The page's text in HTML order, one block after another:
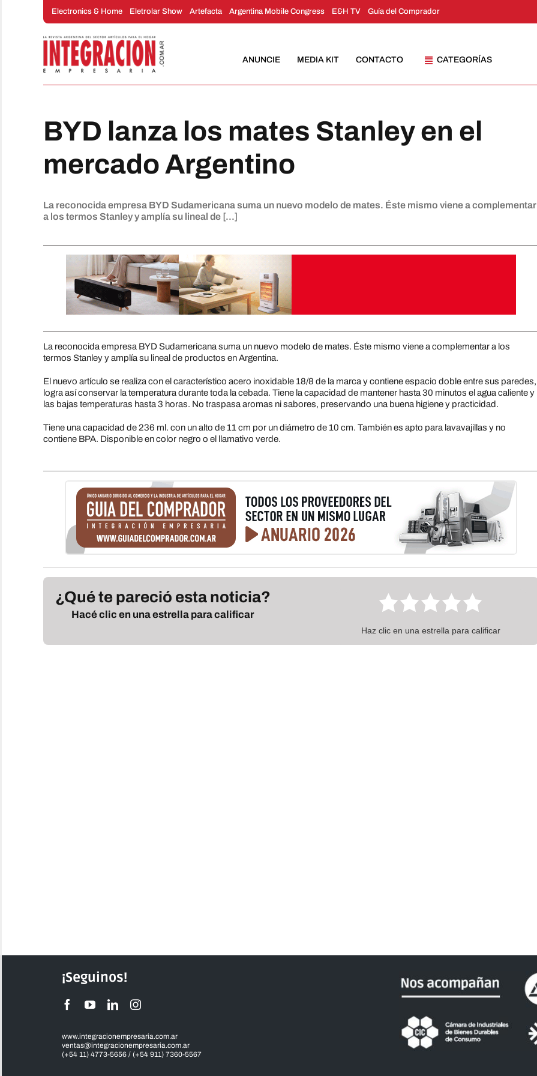
Electronics & Home Eletrolar Show Artefacta Argentina Mobile Congress E&H TV Guía del Comprador
ANUNCIE MEDIA KIT CONTACTO CATEGORÍAS
BYD lanza los mates Stanley en el
mercado Argentino
La reconocida empresa BYD Sudamericana suma un nuevo modelo de mates. Éste mismo viene a complementar
a los termos Stanley y amplía su lineal de [...]
La reconocida empresa BYD Sudamericana suma un nuevo modelo de mates. Éste mismo viene a complementar a los
termos Stanley y amplía su lineal de productos en Argentina.
El nuevo artículo se realiza con el característico acero inoxidable 18/8 de la marca y contiene espacio doble entre sus paredes,
logra así conservar la temperatura durante toda la cebada. Tiene la capacidad de mantener hasta 30 minutos el agua caliente y
las bajas temperaturas hasta 3 horas. No traspasa aromas ni sabores, preservando una buena higiene y practicidad.
Tiene una capacidad de 236 ml. con un alto de 11 cm por un diámetro de 10 cm. También es apto para lavavajillas y no
contiene BPA. Disponible en color negro o el llamativo verde.
¿Qué te pareció esta noticia?
Hacé clic en una estrella para calificar
Haz clic en una estrella para calificar
¡Seguinos!
www.integracionempresaria.com.ar
ventas@integracionempresaria.com.ar
(+54 11) 4773-5656 / (+54 911) 7360-5567